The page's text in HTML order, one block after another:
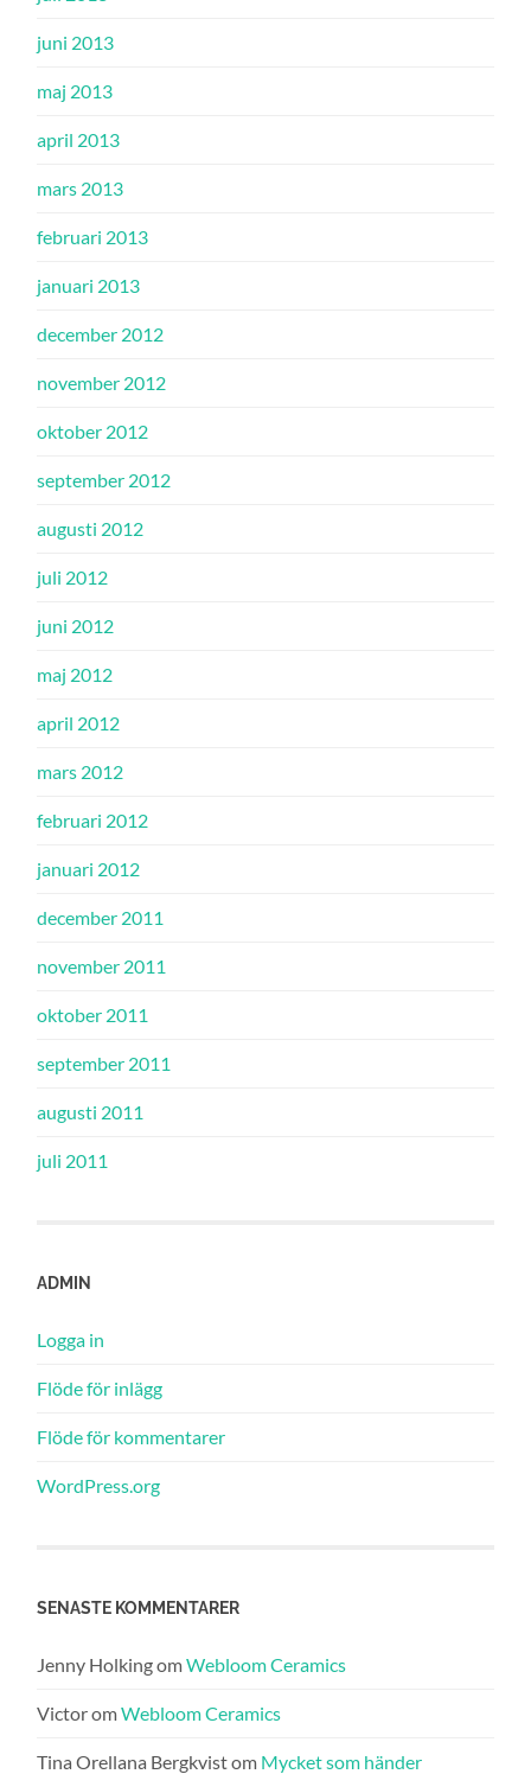
juni 2013
maj 2013
april 2013
mars 2013
februari 2013
januari 2013
december 2012
november 2012
oktober 2012
september 2012
augusti 2012
juli 2012
juni 2012
maj 2012
april 2012
mars 2012
februari 2012
januari 2012
december 2011
november 2011
oktober 2011
september 2011
augusti 2011
juli 2011
ADMIN
Logga in
Flöde för inlägg
Flöde för kommentarer
WordPress.org
SENASTE KOMMENTARER
Jenny HolkingomWebloom Ceramics
VictoromWebloom Ceramics
Tina Orellana Bergkvistom Mycket som händer